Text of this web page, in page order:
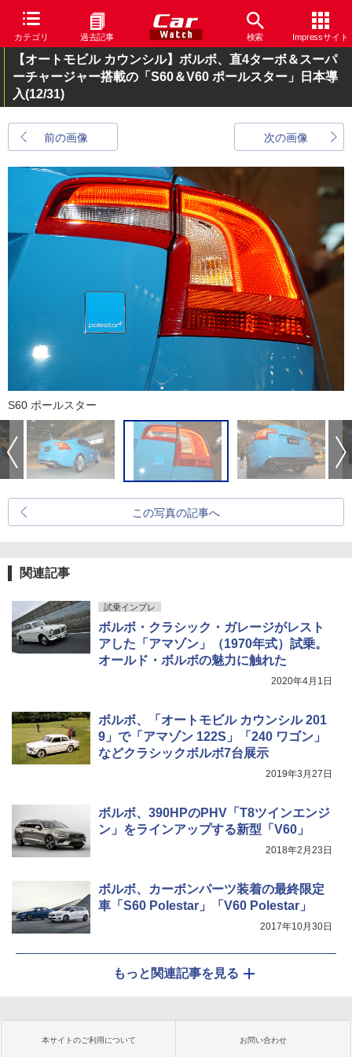
カテゴリ 過去記事 検索 Impressサイト
【オートモビル カウンシル】ボルボ、直4ターボ＆スーパ
ーチャージャー搭載の「S60＆V60 ポールスター」日本導
入(12/31)
前の画像 次の画像
S60 ポールスター
この写真の記事へ
関連記事
試乗インプレ
ボルボ・クラシック・ガレージがレスト
アした「アマゾン」（1970年式）試乗。
オールド・ボルボの魅力に触れた
2020年4月1日
ボルボ、「オートモビル カウンシル 201
9」で「アマゾン 122S」「240 ワゴン」
などクラシックボルボ7台展示
2019年3月27日
ボルボ、390HPのPHV「T8ツインエンジ
ン」をラインアップする新型「V60」
2018年2月23日
ボルボ、カーボンパーツ装着の最終限定
車「S60 Polestar」「V60 Polestar」
2017年10月30日
もっと関連記事を見る
本サイトのご利用について お問い合わせ